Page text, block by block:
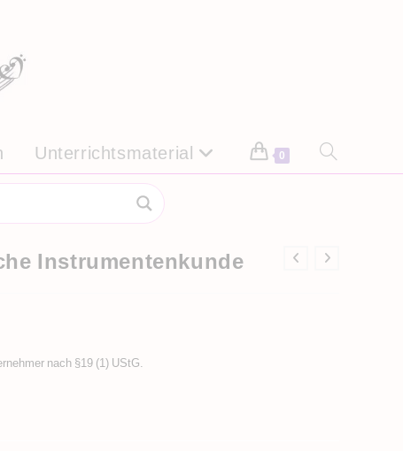
Unterrichtsmaterial 0 Website-
Instrumentenkunde
nach §19 (1) UStG.